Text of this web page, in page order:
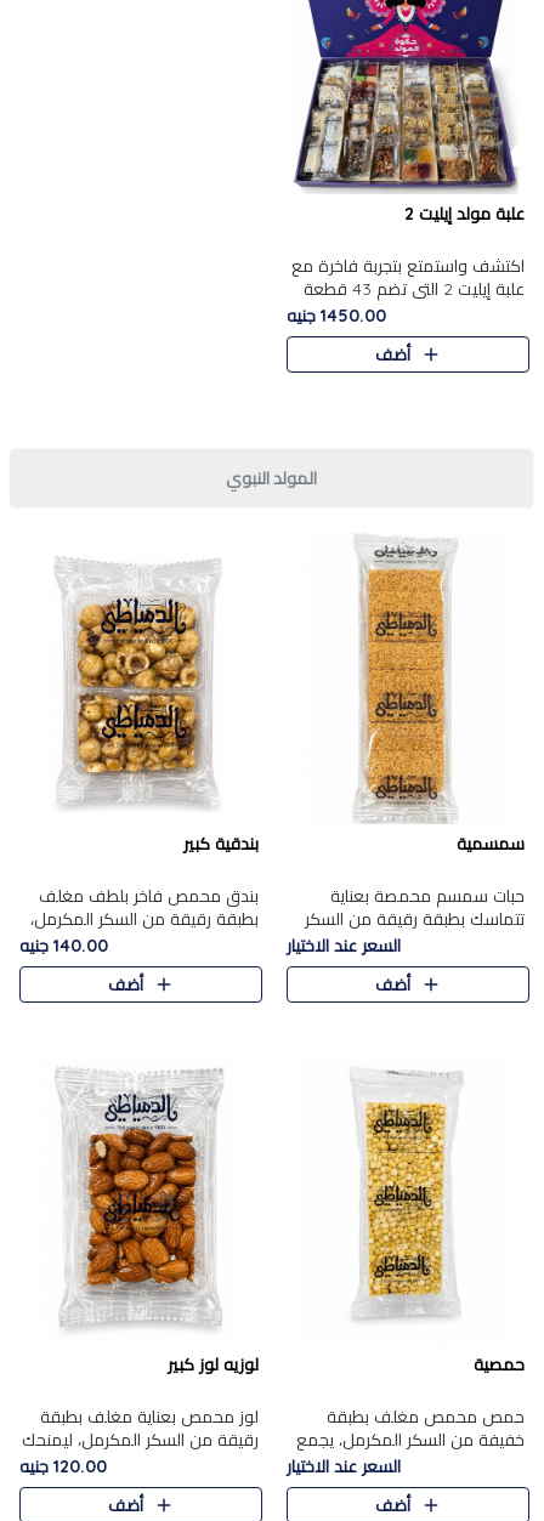
علبة مولد إيليت 2
اكتشف واستمتع بتجربة فاخرة مع
علبة إيليت 2 التي تضم 43 قطعة
تشكيلة من أرقى حلويات المولد
الشرقية المصرية الأصيلة ,معروضة
بشكل جميل في علبة أ..
1450.00 جنيه
أضف
المولد النبوي
سمسمية
حبات سمسم محمصة بعناية
تتماسك بطبقة رقيقة من السكر
المكرمل، لتقدم طعم السمسم
المميز وقرمشتة التي ارتبطت ببهجة
المولد عبر الأجيال.
السعر عند الاختيار
أضف
بندقية كبير
بندق محمص فاخر بلطف مغلف
بطبقة رقيقة من السكر المكرمل،
يجمع بين النكهة الغنية ناتي
والقرمشة الراقية المرضية في
حلوى شرقية أنيقه بطابع مميز.
140.00 جنيه
أضف
حمصية
حمص محمص مغلف بطبقة
خفيفة من السكر المكرمل، يجمع
بين القرمشة المميزة والطعم
الشرقي الأصيل في واحدة من أشهر
حلويات الموسم.
السعر عند الاختيار
أضف
لوزيه لوز كبير
لوز محمص بعناية مغلف بطبقة
رقيقة من السكر المكرمل، ليمنحك
قرمشة راقية ونكهة غنية تبرز
فخامة اللوز في كل قطعة.
120.00 جنيه
أضف